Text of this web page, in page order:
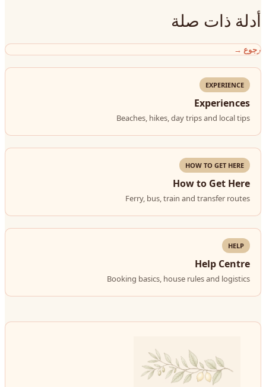
أدلة ذات صلة
رجوع →
EXPERIENCE
Experiences
Beaches, hikes, day trips and local tips
HOW TO GET HERE
How to Get Here
Ferry, bus, train and transfer routes
HELP
Help Centre
Booking basics, house rules and logistics